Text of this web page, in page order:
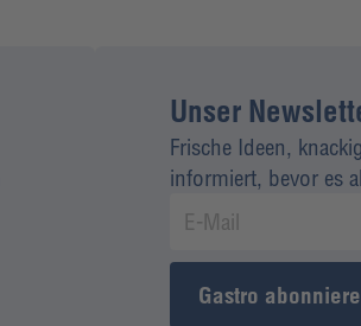
Unser
Frische Ideen,
informiert, bevor es
Gastro